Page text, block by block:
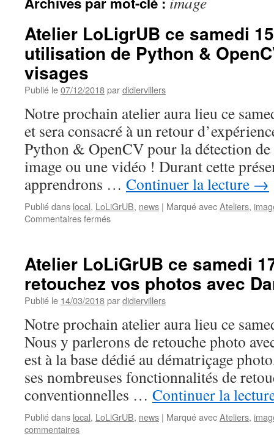
Atelier LoLigrUB ce samedi
utilisation de Python &
visages
Publié le07/12/2018pardidiervillers
Notre prochain atelier aura lieu ce
et sera consacré à un retour
Python & OpenCV pour la détection de
image ou une vidéo ! Durant cette
apprendrons … Continuer la lecture →
Publié dans local, LoLiGrUB, news | Marqué avecAteliers,
Commentaires ferméssur
samedi
15
décembre
:
de
Python
&
OpenCV
–
détection
de
visages
Atelier LoLiGrUB ce samedi
retouchez vos photos avec
Publié le 14/03/2018pardidiervillers
Notre prochain atelier aura lieu ce
Nous y parlerons de retouche photo
est à la base dédié au dématriçage
ses nombreuses fonctionnalités de
conventionnelles … Continuer la
Publié dans local, LoLiGrUB, news | Marqué avecAteliers,
commentaires